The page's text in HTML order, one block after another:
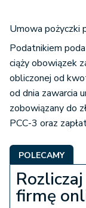
Umowa pożyczki
Podatnikiem
ciąży obowiązek
obliczonej od
od dnia zawarcia
zobowiązany do
PCC-3 oraz
POLECAMY
firmę